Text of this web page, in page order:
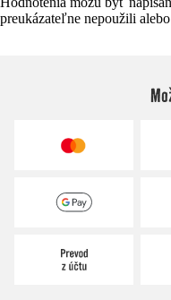
preukázateľne nepoužili